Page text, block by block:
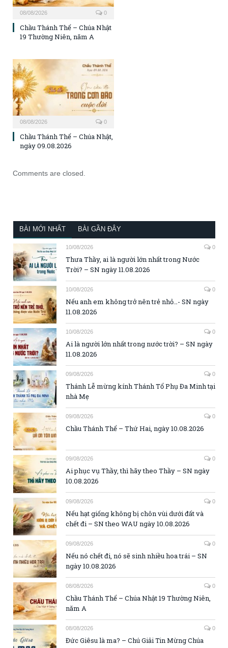
08/08/2026 0
Chầu Thánh Thể – Chúa Nhật
19 Thường Niên, năm A
08/08/2026 0
Chầu Thánh Thể – Chúa Nhật,
ngày 09.08.2026
Comments are closed.
BÀI MỚI NHẤT BÀI GẦN ĐÂY
10/08/2026 0
Thưa Thầy, ai là người lớn nhất trong Nước
Trời? – SN ngày 11.08.2026
10/08/2026 0
Nếu anh em không trở nên trẻ nhỏ…- SN ngày
11.08.2026
10/08/2026 0
Ai là người lớn nhất trong nước trời? – SN ngày
11.08.2026
09/08/2026 0
Thánh Lễ mừng kính Thánh Tổ Phụ Đa Minh tại
nhà Mẹ
09/08/2026 0
Chầu Thánh Thể – Thứ Hai, ngày 10.08.2026
09/08/2026 0
Ai phục vụ Thầy, thì hãy theo Thầy – SN ngày
10.08.2026
09/08/2026 0
Nếu hạt giống không bị chôn vùi dưới đất và
chết đi – SN theo WAU ngày 10.08.2026
09/08/2026 0
Nếu nó chết đi, nó sẽ sinh nhiều hoa trái – SN
ngày 10.08.2026
08/08/2026 0
Chầu Thánh Thể – Chúa Nhật 19 Thường Niên,
năm A
08/08/2026 0
Đức Giêsu là ma? – Chú Giải Tin Mừng Chúa